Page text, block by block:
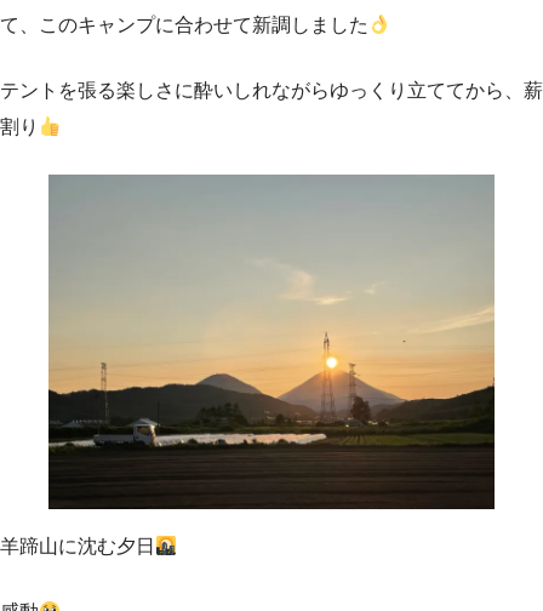
て、このキャンプに合わせて新調しました
テントを張る楽しさに酔いしれながらゆっくり立ててから、薪
割り
羊蹄山に沈む夕日